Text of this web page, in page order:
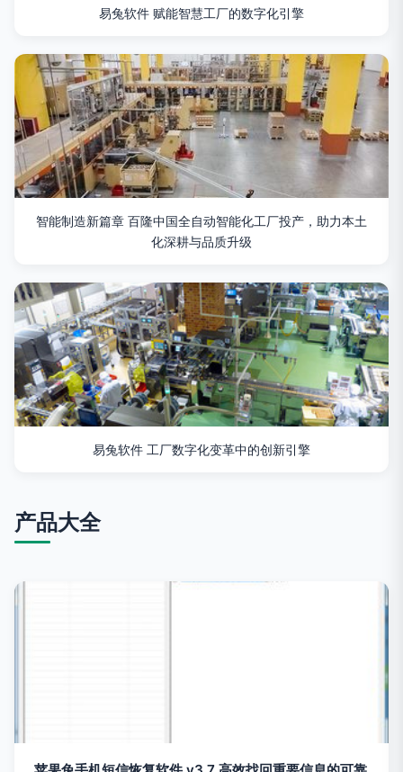
易兔软件 赋能智慧工厂的数字化引擎
智能制造新篇章 百隆中国全自动智能化工厂投产，助力本土
化深耕与品质升级
易兔软件 工厂数字化变革中的创新引擎
产品大全